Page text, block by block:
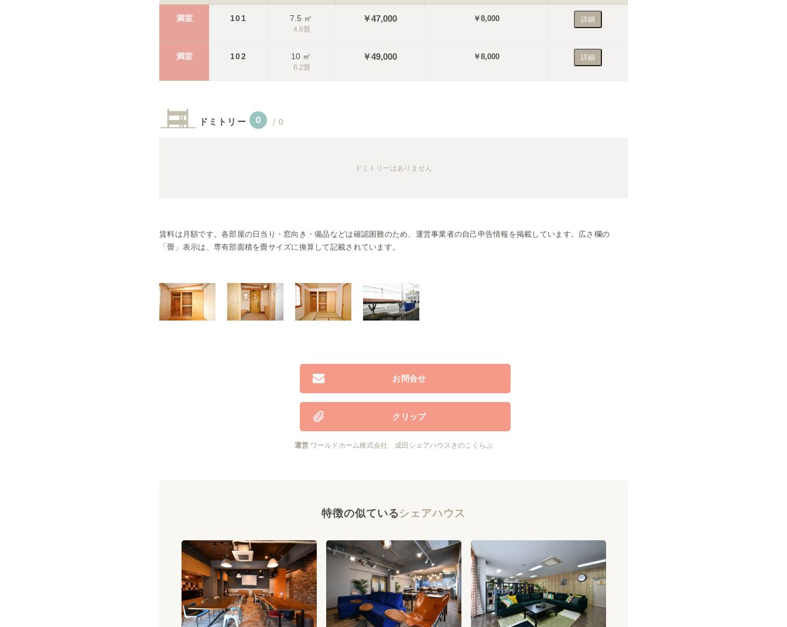
満室 101 7.5 ㎡
4.6畳
￥47,000 ￥8,000 詳細
満室 102 10 ㎡
6.2畳
￥49,000 ￥8,000 詳細
ドミトリー 0 / 0
ドミトリーはありません
賃料は月額です。各部屋の日当り・窓向き・備品などは確認困難のため、運営事業者の自己申告情報を掲載しています。広さ欄の
「畳」表示は、専有部面積を畳サイズに換算して記載されています。
お問合せ
クリップ
運営 ワールドホーム株式会社 成田シェアハウスきのこくらぶ
特徴の似ているシェアハウス